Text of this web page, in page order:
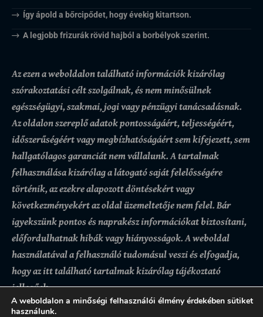
Így ápold a bőrcipődet, hogy évekig kitartson.
A legjobb frizurák rövid hajból a borbélyok szerint.
Az ezen a weboldalon található információk kizárólag
szórakoztatási célt szolgálnak, és nem minősülnek
egészségügyi, szakmai, jogi vagy pénzügyi tanácsadásnak.
Az oldalon szereplő adatok pontosságáért, teljességéért,
időszerűségéért vagy megbízhatóságáért sem kifejezett, sem
hallgatólagos garanciát nem vállalunk.A tartalmak
felhasználása kizárólag a látogató saját felelősségére
történik, az ezekre alapozott döntésekért vagy
következményekért az oldal üzemeltetője nem felel. Bár
igyekszünk pontos és naprakész információkat biztosítani,
előfordulhatnak hibák vagy hiányosságok.A weboldal
használatával a felhasználó tudomásul veszi és elfogadja,
hogy az itt található tartalmak kizárólag tájékoztató
jellegűek.
A weboldalon a minőségi felhasználói élmény érdekében sütiket
használunk.